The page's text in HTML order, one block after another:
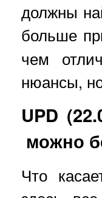
должны
больше
чем
нюансы,
UPD
можно
Что